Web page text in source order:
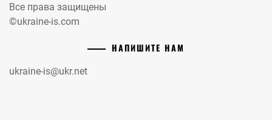
Все права защищены
©ukraine-is.com
НАПИШИТЕ НАМ
ukraine-is@ukr.net